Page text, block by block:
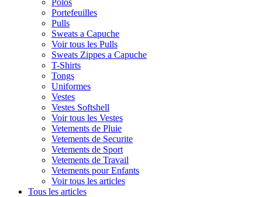
Polos
Portefeuilles
Pulls
Sweats a Capuche
Voir tous les Pulls
Sweats Zippes a Capuche
T-Shirts
Tongs
Uniformes
Vestes
Vestes Softshell
Voir tous les Vestes
Vetements de Pluie
Vetements de Securite
Vetements de Sport
Vetements de Travail
Vetements pour Enfants
Voir tous les articles
Tous les articles